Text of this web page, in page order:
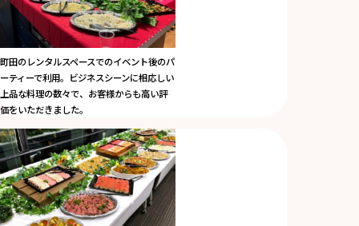
町田のレンタルスペースでのイベント後のパ
ーティーで利用。ビジネスシーンに相応しい
上品な料理の数々で、お客様からも高い評
価をいただきました。